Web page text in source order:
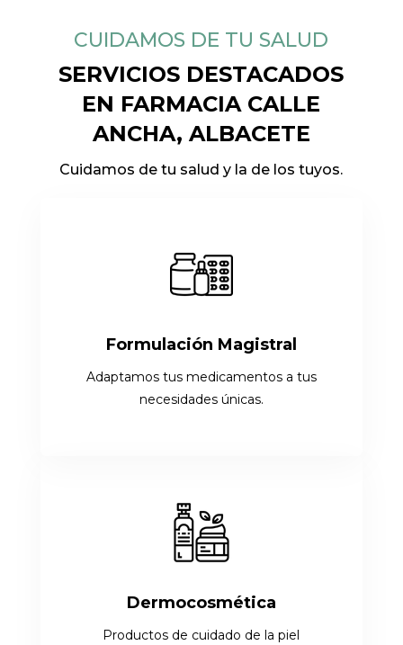
CUIDAMOS DE TU SALUD
SERVICIOS DESTACADOS
EN FARMACIA CALLE
ANCHA, ALBACETE
Cuidamos de tu salud y la de los tuyos.
Formulación Magistral
Adaptamos tus medicamentos a tus
necesidades únicas.
Dermocosmética
Productos de cuidado de la piel